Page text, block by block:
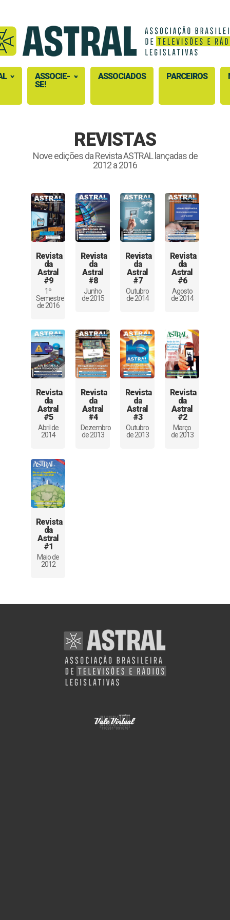
ASSOCIE-
SE!
ASSOCIADOS PARCEIROS
REVISTAS
Nove edições da Revista ASTRAL lançadas de
2012 a 2016
Revista
da
Astral
#9
1º
Semestre
de 2016
Revista
da
Astral
#8
Junho
de 2015
Revista
da
Astral
#7
Outubro
de 2014
Revista
da
Astral
#6
Agosto
de 2014
Revista
da
Astral
#5
Abril de
2014
Revista
da
Astral
#4
Dezembro
de 2013
Revista
da
Astral
#3
Outubro
de 2013
Revista
da
Astral
#2
Março
de 2013
Revista
da
Astral
#1
Maio de
2012